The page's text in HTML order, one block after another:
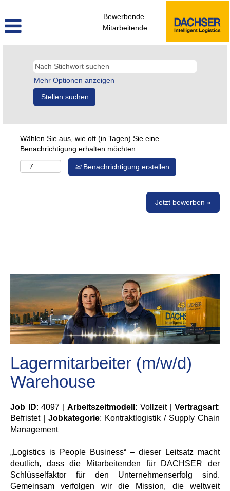
Bewerbende
Mitarbeitende
Mehr Optionen anzeigen
Wählen Sie aus, wie oft (in Tagen) Sie eine
Benachrichtigung erhalten möchten:
Benachrichtigung erstellen
Jetzt bewerben »
Lagermitarbeiter (m/w/d)
Warehouse
Job ID: 4097 |Arbeitszeitmodell : Vollzeit |Vertragsart:
Befristet | Jobkategorie: Kontraktlogistik / Supply Chain
Management
„Logistics is People Business“ – dieser Leitsatz macht
deutlich, dass die Mitarbeitenden für DACHSER der
Schlüsselfaktor für den Unternehmenserfolg sind.
Gemeinsam verfolgen wir die Mission, die weltweit